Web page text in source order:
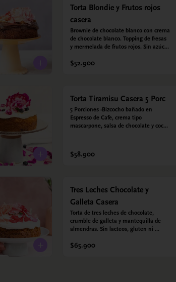
vainilla.  Crema: Chantilly vegetal
*contiene un derivado de proteína
láctea conocido como caseína. Topping:
Fresas y Arándanos.
Torta Blondie y Frutos rojos
casera
Brownie de chocolate blanco con crema
de chocolate blanco. Topping de fresas
y mermelada de frutos rojos. Sin azúcar
Hecha con harina quinoa, arroz y coco.
$52.900
Torta Tiramisu Casera 5 Porc
5 Porciones -Bizcocho bañado en
Espresso de Cafe, crema tipo
mascarpone, salsa de chocolate y cocoa
$58.900
Tres Leches Chocolate y
Galleta Casera
Torta de tres leches de chocolate,
crumble de galleta y mantequilla de
almendras. Sin lacteos, gluten ni
$65.900